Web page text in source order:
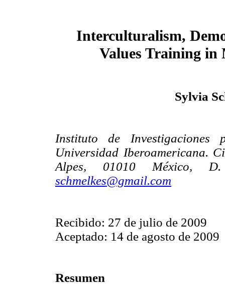
Interculturalism,
Values Training in
Sylvia
Instituto de
Universidad Iberoamericana.
Alpes, 01010 México,
schmelkes@gmail.com
Recibido: 27 de julio de 2009
Aceptado: 14 de agosto de 2009
Resumen